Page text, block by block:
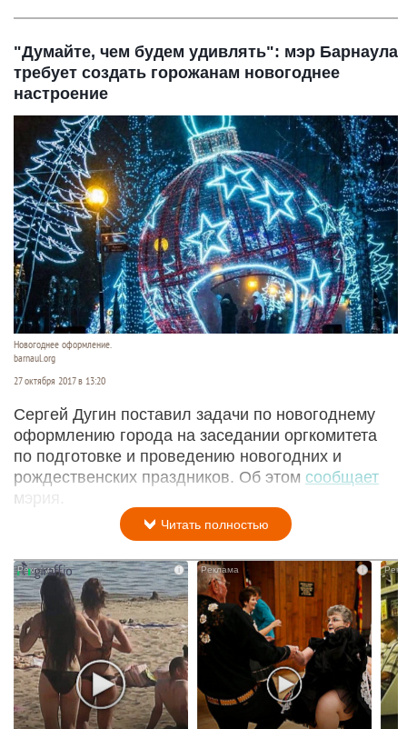
"Думайте, чем будем удивлять": мэр Барнаула
требует создать горожанам новогоднее
настроение
Новогоднее оформление.
barnaul.org
27 октября 2017 в 13:20
Сергей Дугин поставил задачи по новогоднему
оформлению города на заседании оргкомитета
по подготовке и проведению новогодних и
рождественских праздников. Об этом сообщает
мэрия.
Читать полностью
i